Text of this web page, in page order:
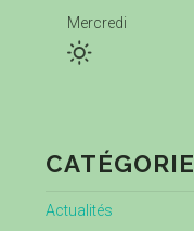
Mercredi
Actualités